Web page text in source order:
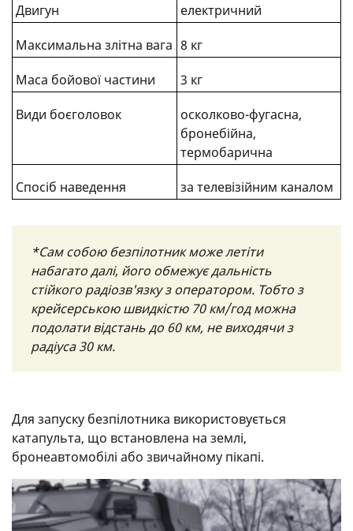
Двигун
електричний
Максимальна злітна вага 8 кг
Маса бойової частини
3 кг
Види боєголовок
осколково-фугасна,
бронебійна,
термобарична
Спосіб наведення
за телевізійним каналом
*Сам собою безпілотник може летіти
набагато далі, його обмежує дальність
стійкого радіозв'язку з оператором. Тобто з
крейсерською швидкістю 70 км/год можна
подолати відстань до 60 км, не виходячи з
радіуса 30 км.
Для запуску безпілотника використовується
катапульта, що встановлена ​​на землі,
бронеавтомобілі або звичайному пікапі.